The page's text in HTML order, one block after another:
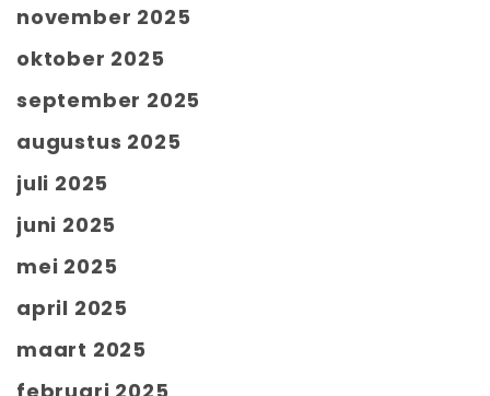
november 2025
oktober 2025
september 2025
augustus 2025
juli 2025
juni 2025
mei 2025
april 2025
maart 2025